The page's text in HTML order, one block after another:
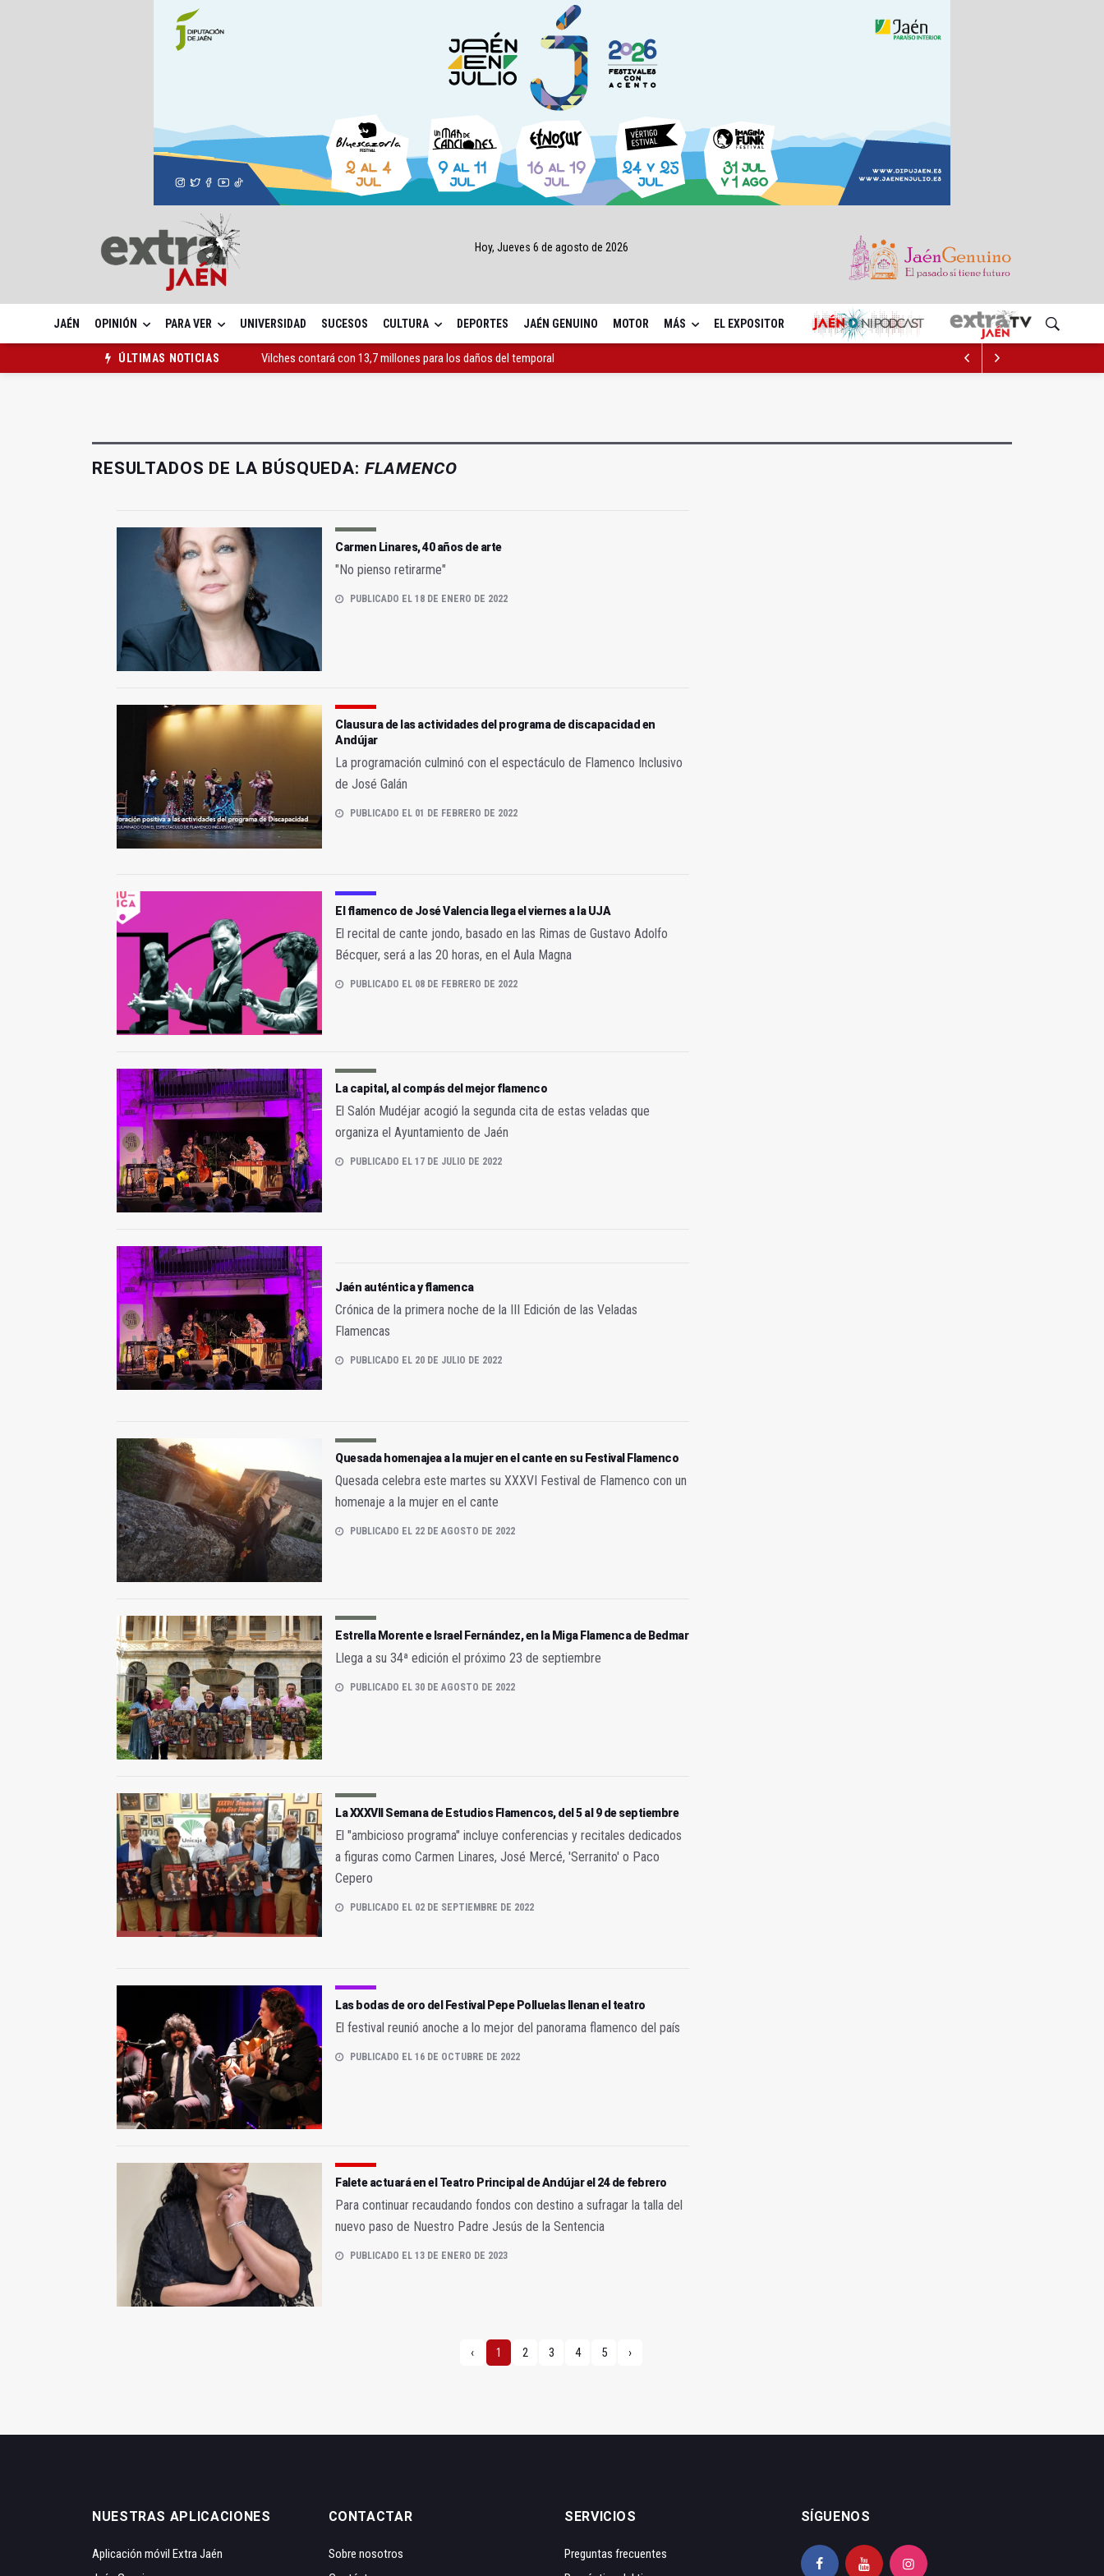
Hoy, Jueves 6 de agosto de 2026
JAÉN OPINIÓN PARA VER UNIVERSIDAD SUCESOS CULTURA DEPORTES JAÉN GENUINO MOTOR MÁS EL EXPOSITOR
ÚLTIMAS NOTICIAS
Vilches contará con 13,7 millones para los daños del temporal
RESULTADOS DE LA BÚSQUEDA: FLAMENCO
Carmen Linares, 40 años de arte
"No pienso retirarme"
PUBLICADO EL 18 DE ENERO DE 2022
Clausura de las actividades del programa de discapacidad en
Andújar
La programación culminó con el espectáculo de Flamenco Inclusivo
de José Galán
PUBLICADO EL 01 DE FEBRERO DE 2022
El flamenco de José Valencia llega el viernes a la UJA
El recital de cante jondo, basado en las Rimas de Gustavo Adolfo
Bécquer, será a las 20 horas, en el Aula Magna
PUBLICADO EL 08 DE FEBRERO DE 2022
La capital, al compás del mejor flamenco
El Salón Mudéjar acogió la segunda cita de estas veladas que
organiza el Ayuntamiento de Jaén
PUBLICADO EL 17 DE JULIO DE 2022
Jaén auténtica y flamenca
Crónica de la primera noche de la III Edición de las Veladas
Flamencas
PUBLICADO EL 20 DE JULIO DE 2022
Quesada homenajea a la mujer en el cante en su Festival Flamenco
Quesada celebra este martes su XXXVI Festival de Flamenco con un
homenaje a la mujer en el cante
PUBLICADO EL 22 DE AGOSTO DE 2022
Estrella Morente e Israel Fernández, en la Miga Flamenca de Bedmar
Llega a su 34ª edición el próximo 23 de septiembre
PUBLICADO EL 30 DE AGOSTO DE 2022
La XXXVII Semana de Estudios Flamencos, del 5 al 9 de septiembre
El "ambicioso programa" incluye conferencias y recitales dedicados
a figuras como Carmen Linares, José Mercé, 'Serranito' o Paco
Cepero
PUBLICADO EL 02 DE SEPTIEMBRE DE 2022
Las bodas de oro del Festival Pepe Polluelas llenan el teatro
El festival reunió anoche a lo mejor del panorama flamenco del país
PUBLICADO EL 16 DE OCTUBRE DE 2022
Falete actuará en el Teatro Principal de Andújar el 24 de febrero
Para continuar recaudando fondos con destino a sufragar la talla del
nuevo paso de Nuestro Padre Jesús de la Sentencia
PUBLICADO EL 13 DE ENERO DE 2023
‹ 1 2 3 4 5 ›
NUESTRAS APLICACIONES
Aplicación móvil Extra Jaén
CONTACTAR
Sobre nosotros
SERVICIOS
Preguntas frecuentes
SÍGUENOS